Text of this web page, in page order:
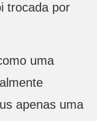
trocada por
uma
apenas uma